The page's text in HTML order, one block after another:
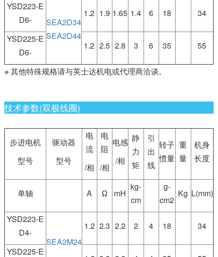
YSD223-E
D6-
SEA2D34
SEA2D44
1.2 1.9 1.65 1.4 6 18 34
YSD225-E
D6-
1.2 2.5 2.8 3 6 35 55
※ 其他特殊规格请与英士达机电或代理商洽谈。
技术参数(双极线圈)
步进电机
型号
驱动器
型号
电
流
/相
电
阻
/相
电感
/相
静
力
矩
引
出
线
转子
惯量
重
量
机身
长度
单轴 A Ω mH
kg-
cm
g-
cm2
Kg L(mm)
YSD223-E
D4-
SEA2M24
1.2 2.3 2.2 2 4 18 34
YSD225-E